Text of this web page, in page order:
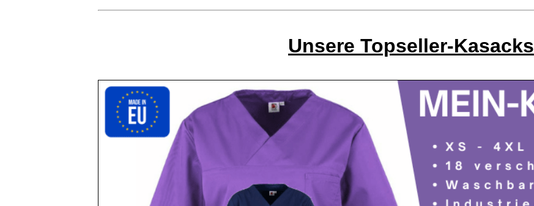
Unsere Topseller-Kasacks